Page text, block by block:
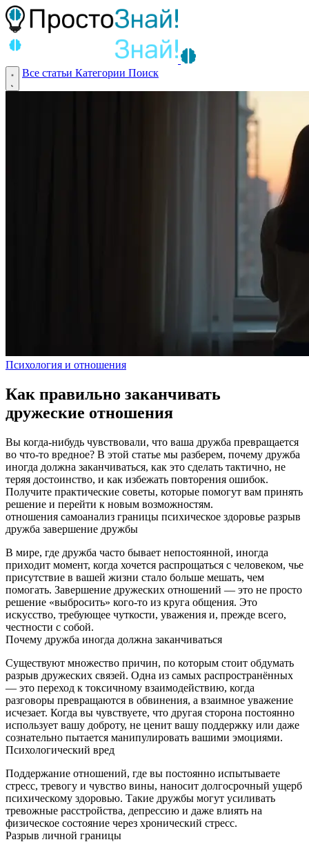
Все статьи Категории Поиск
Психология и отношения
Как правильно заканчивать
дружеские отношения
Вы когда-нибудь чувствовали, что ваша дружба превращается
во что-то вредное? В этой статье мы разберем, почему дружба
иногда должна заканчиваться, как это сделать тактично, не
теряя достоинство, и как избежать повторения ошибок.
Получите практические советы, которые помогут вам принять
решение и перейти к новым возможностям.
отношения самоанализ границы психическое здоровье разрыв
дружба завершение дружбы
В мире, где дружба часто бывает непостоянной, иногда
приходит момент, когда хочется распрощаться с человеком, чье
присутствие в вашей жизни стало больше мешать, чем
помогать. Завершение дружеских отношений — это не просто
решение «выбросить» кого‑то из круга общения. Это
искусство, требующее чуткости, уважения и, прежде всего,
честности с собой.
Почему дружба иногда должна заканчиваться
Существуют множество причин, по которым стоит обдумать
разрыв дружеских связей. Одна из самых распространённых
— это переход к токсичному взаимодействию, когда
разговоры превращаются в обвинения, а взаимное уважение
исчезает. Когда вы чувствуете, что другая сторона постоянно
использует вашу доброту, не ценит вашу поддержку или даже
сознательно пытается манипулировать вашими эмоциями.
Психологический вред
Поддержание отношений, где вы постоянно испытываете
стресс, тревогу и чувство вины, наносит долгосрочный ущерб
психическому здоровью. Такие дружбы могут усиливать
тревожные расстройства, депрессию и даже влиять на
физическое состояние через хронический стресс.
Разрыв личной границы